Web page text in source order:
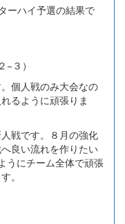
ーハイ予選の結果で
３）
個人戦のみ大会なの
るように頑張りま
戦です。８月の強化
良い流れを作りたい
うにチーム全体で頑張
。